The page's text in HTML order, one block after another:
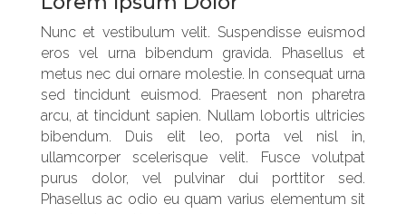
Nunc et vestibulum velit. Suspendisse euismod
eros vel urna bibendum gravida. Phasellus et
metus nec dui ornare molestie. In consequat urna
sed tincidunt euismod. Praesent non pharetra
arcu, at tincidunt sapien. Nullam lobortis ultricies
bibendum. Duis elit leo, porta vel nisl in,
ullamcorper scelerisque velit. Fusce volutpat
purus dolor, vel pulvinar dui porttitor sed.
Phasellus ac odio eu quam varius elementum sit